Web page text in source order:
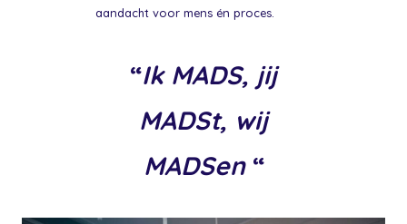
aandacht voor mens én proces.
“Ik MADS, jij
MADSt, wij
MADSen“